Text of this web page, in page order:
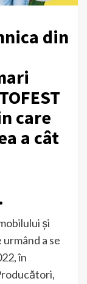
din
care
a cât
și
a se
în